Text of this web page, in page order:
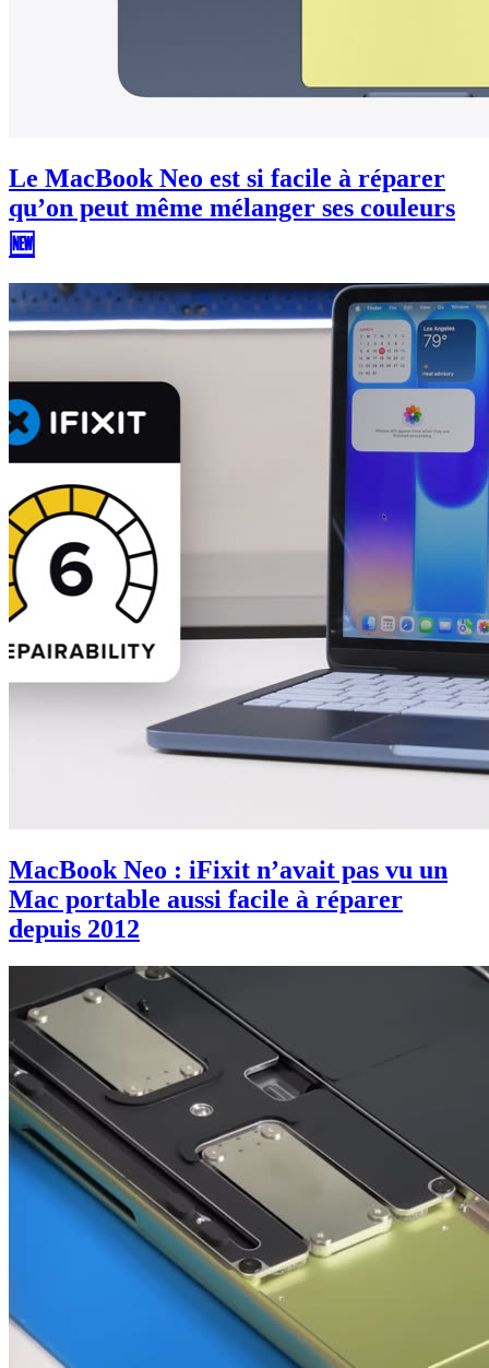
Le MacBook Neo est si facile à réparer
qu’on peut même mélanger ses couleurs
🆕
MacBook Neo : iFixit n’avait pas vu un
Mac portable aussi facile à réparer
depuis 2012